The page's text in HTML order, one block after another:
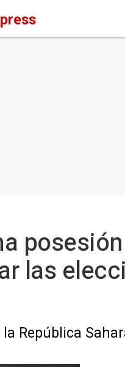
press
las
República